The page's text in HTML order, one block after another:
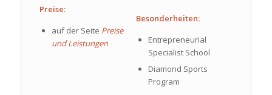
Preise:
auf der Seite Preise
und Leistungen
Besonderheiten:
Entrepreneurial
Specialist School
Diamond Sports
Program